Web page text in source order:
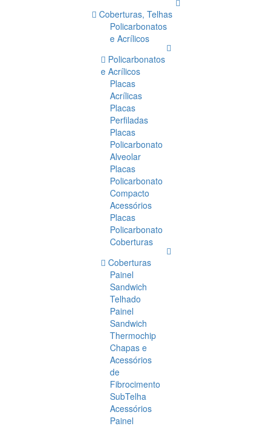
Coberturas, Telhas
Policarbonatos
e Acrílicos
Policarbonatos
e Acrílicos
Placas
Acrílicas
Placas
Perfiladas
Placas
Policarbonato
Alveolar
Placas
Policarbonato
Compacto
Acessórios
Placas
Policarbonato
Coberturas
Coberturas
Painel
Sandwich
Telhado
Painel
Sandwich
Thermochip
Chapas e
Acessórios
de
Fibrocimento
SubTelha
Acessórios
Painel